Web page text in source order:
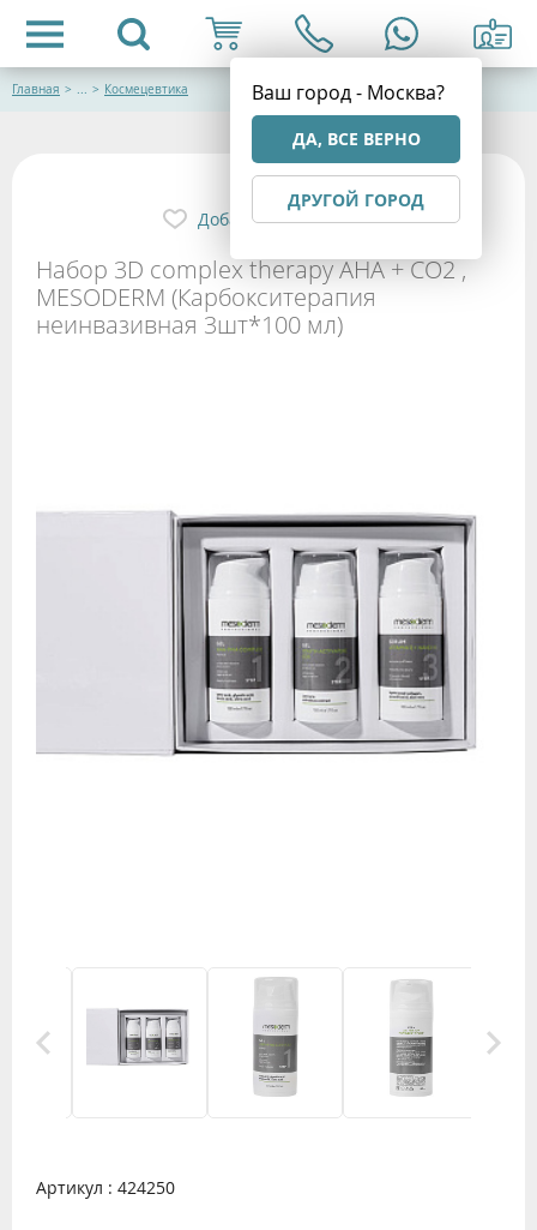
Ваш город - Москва?
ДА, ВСЕ ВЕРНО
ДРУГОЙ ГОРОД
Главная > ... > Космецевтика
Набор 3D complex therapy AHA + CO2 ,
MESODERM (Карбокситерапия
неинвазивная 3шт*100 мл)
Добавить в избранное
Артикул : 424250